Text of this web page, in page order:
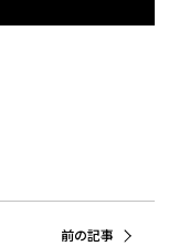
前の記事